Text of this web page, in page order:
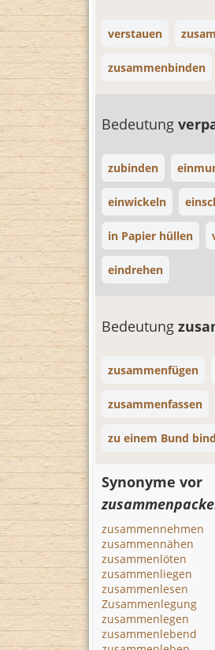
verstauen
zusammenbinden
Bedeutung
zubinden
einwickeln
in Papier hüllen
eindrehen
Bedeutung
zusammenfügen
zusammenfassen
zu einem Bund
Synonyme vor
zusammennehmen
zusammennähen
zusammenlöten
zusammenliegen
zusammenlesen
Zusammenlegung
zusammenlegen
zusammenlebend